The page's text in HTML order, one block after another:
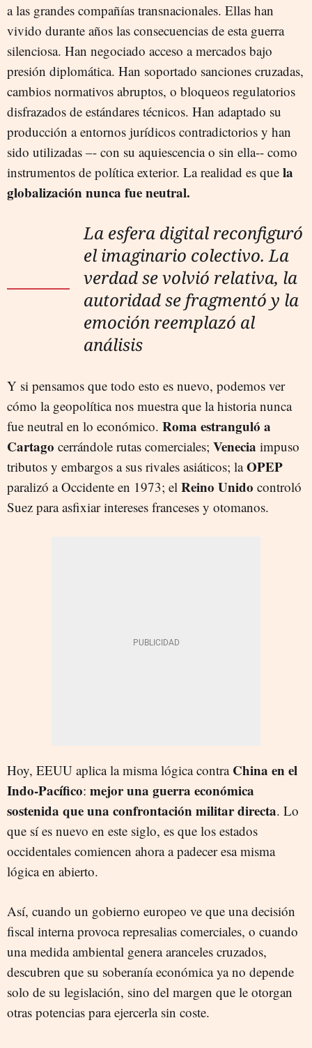
a las grandes compañías transnacionales. Ellas han
vivido durante años las consecuencias de esta guerra
silenciosa. Han negociado acceso a mercados bajo
presión diplomática. Han soportado sanciones cruzadas,
cambios normativos abruptos, o bloqueos regulatorios
disfrazados de estándares técnicos. Han adaptado su
producción a entornos jurídicos contradictorios y han
sido utilizadas –- con su aquiescencia o sin ella-- como
instrumentos de política exterior. La realidad es que la
globalización nunca fue neutral.
La esfera digital reconfiguró
el imaginario colectivo. La
verdad se volvió relativa, la
autoridad se fragmentó y la
emoción reemplazó al
análisis
Y si pensamos que todo esto es nuevo, podemos ver
cómo la geopolítica nos muestra que la historia nunca
fue neutral en lo económico. Roma estranguló a
Cartago cerrándole rutas comerciales; Venecia impuso
tributos y embargos a sus rivales asiáticos; laOPEP
paralizó a Occidente en 1973; el Reino Unido controló
Suez para asfixiar intereses franceses y otomanos.
Hoy, EEUU aplica la misma lógica contra China en el
Indo-Pacífico: mejor una guerra económica
sostenida que una confrontación militar directa. Lo
que sí es nuevo en este siglo, es que los estados
occidentales comiencen ahora a padecer esa misma
lógica en abierto.
Así, cuando un gobierno europeo ve que una decisión
fiscal interna provoca represalias comerciales, o cuando
una medida ambiental genera aranceles cruzados,
descubren que su soberanía económica ya no depende
solo de su legislación, sino del margen que le otorgan
otras potencias para ejercerla sin coste.